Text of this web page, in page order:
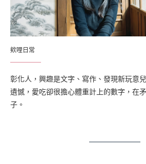
欸哩日常
彰化人，興趣是文字、寫作、發現新玩意
遺憾，愛吃卻很擔心體重計上的數字，在
子。